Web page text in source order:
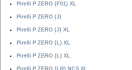
Pirelli P ZERO (F01) XL
Pirelli P ZERO (J)
Pirelli P ZERO (J) XL
Pirelli P ZERO (L) XL
Pirelli P ZERO (L) XL
Pirelli P ZERO (LR) NCS XL